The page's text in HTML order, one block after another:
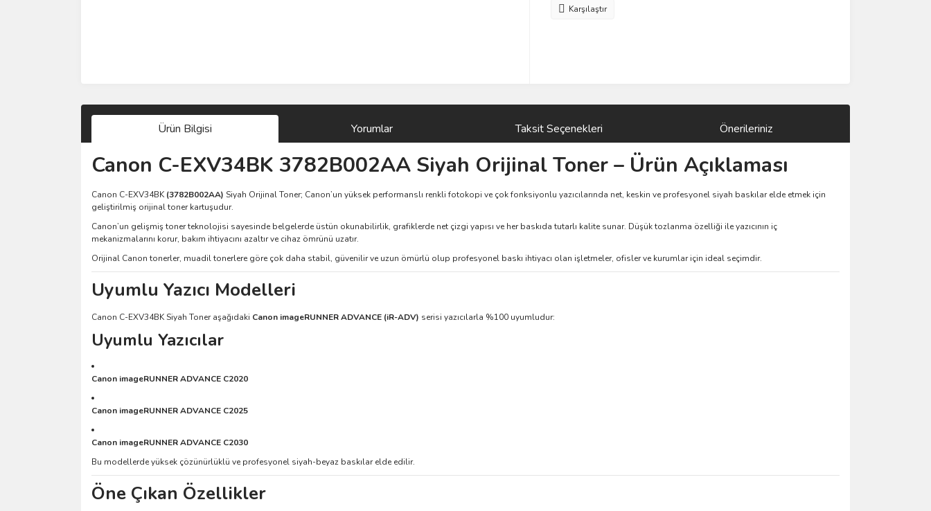
Karşılaştır
Ürün Bilgisi Yorumlar Taksit Seçenekleri Önerileriniz
Canon C-EXV34BK 3782B002AA Siyah Orijinal Toner – Ürün Açıklaması
Canon C-EXV34BK (3782B002AA) Siyah Orijinal Toner; Canon’un yüksek performanslı renkli fotokopi ve çok fonksiyonlu yazıcılarında net, keskin ve profesyonel siyah baskılar elde etmek için
geliştirilmiş orijinal toner kartuşudur.
Canon’un gelişmiş toner teknolojisi sayesinde belgelerde üstün okunabilirlik, grafiklerde net çizgi yapısı ve her baskıda tutarlı kalite sunar. Düşük tozlanma özelliği ile yazıcının iç
mekanizmalarını korur, bakım ihtiyacını azaltır ve cihaz ömrünü uzatır.
Orijinal Canon tonerler, muadil tonerlere göre çok daha stabil, güvenilir ve uzun ömürlü olup profesyonel baskı ihtiyacı olan işletmeler, ofisler ve kurumlar için ideal seçimdir.
Uyumlu Yazıcı Modelleri
Canon C-EXV34BK Siyah Toner aşağıdaki Canon imageRUNNER ADVANCE (iR-ADV) serisi yazıcılarla %100 uyumludur:
Uyumlu Yazıcılar
Canon imageRUNNER ADVANCE C2020
Canon imageRUNNER ADVANCE C2025
Canon imageRUNNER ADVANCE C2030
Bu modellerde yüksek çözünürlüklü ve profesyonel siyah-beyaz baskılar elde edilir.
Öne Çıkan Özellikler